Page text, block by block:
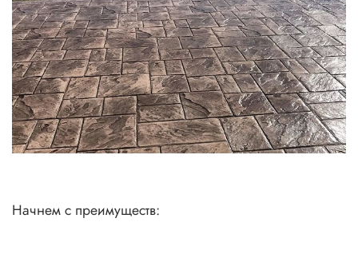
Начнем с преимуществ: